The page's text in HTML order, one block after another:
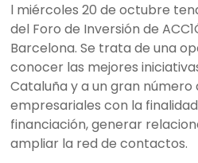
l miércoles 20 de octubre
del Foro de Inversión de
Barcelona. Se trata de una
conocer las mejores
Cataluña y a un gran
empresariales con la
financiación, generar
ampliar la red de contactos.